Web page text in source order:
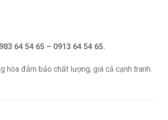
64 54 65 – 0913 64 54 65.
hóa đảm bảo chất lượng, giá cả cạnh tranh.